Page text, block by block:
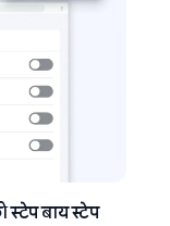
बाय स्टेप